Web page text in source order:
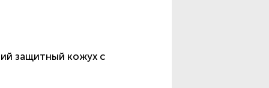
защитный кожух с